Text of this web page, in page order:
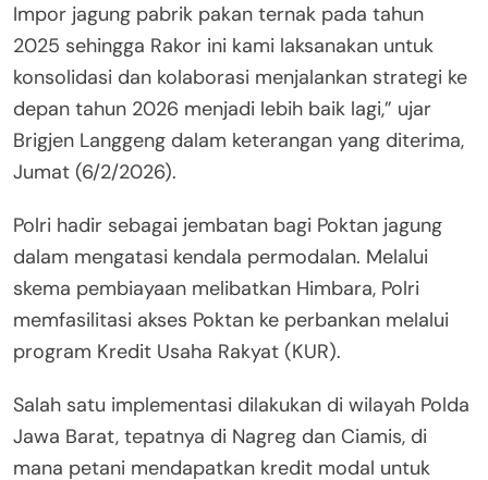
Impor jagung pabrik pakan ternak pada tahun
2025 sehingga Rakor ini kami laksanakan untuk
konsolidasi dan kolaborasi menjalankan strategi ke
depan tahun 2026 menjadi lebih baik lagi,” ujar
Brigjen Langgeng dalam keterangan yang diterima,
Jumat (6/2/2026).
Polri hadir sebagai jembatan bagi Poktan jagung
dalam mengatasi kendala permodalan. Melalui
skema pembiayaan melibatkan Himbara, Polri
memfasilitasi akses Poktan ke perbankan melalui
program Kredit Usaha Rakyat (KUR).
Salah satu implementasi dilakukan di wilayah Polda
Jawa Barat, tepatnya di Nagreg dan Ciamis, di
mana petani mendapatkan kredit modal untuk